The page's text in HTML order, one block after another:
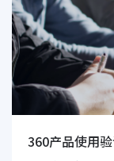
360产品使用